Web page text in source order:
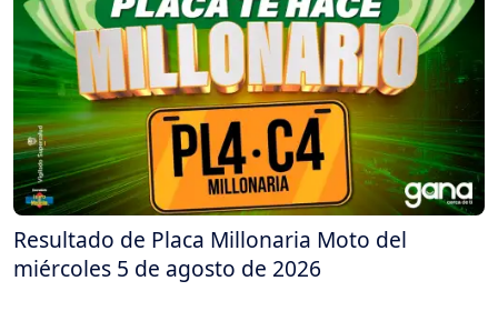
Resultado de Placa Millonaria Moto del
miércoles 5 de agosto de 2026